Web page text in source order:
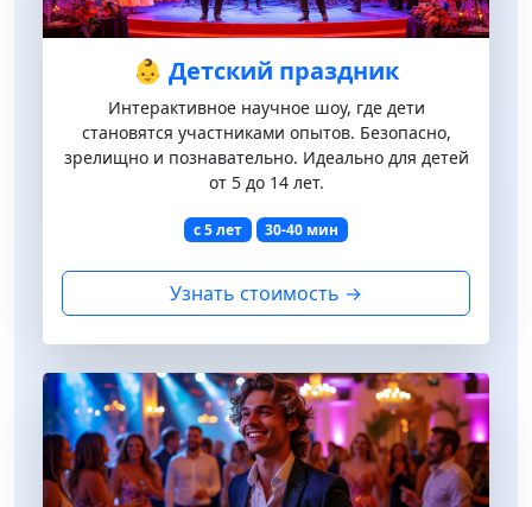
👶 Детский праздник
Интерактивное научное шоу, где дети
становятся участниками опытов. Безопасно,
зрелищно и познавательно. Идеально для детей
от 5 до 14 лет.
с 5 лет 30-40 мин
Узнать стоимость →